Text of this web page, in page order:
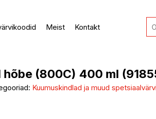
Meist Kontakt
hõbe (800C) 400 ml
Kuumuskindlad ja muud